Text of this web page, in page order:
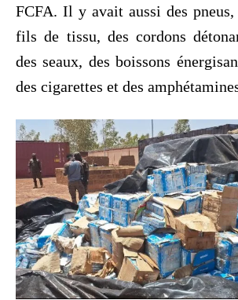
FCFA. Il y avait aussi des pneus,
fils de tissu, des cordons
des seaux, des boissons
des cigarettes et des